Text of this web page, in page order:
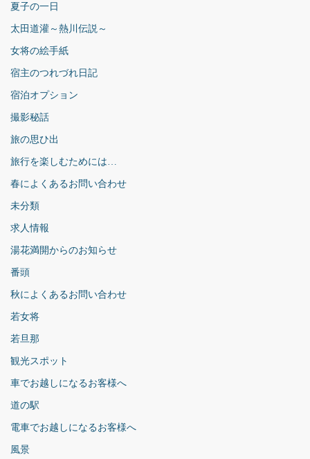
夏子の一日
太田道灌～熱川伝説～
女将の絵手紙
宿主のつれづれ日記
宿泊オプション
撮影秘話
旅の思ひ出
旅行を楽しむためには…
春によくあるお問い合わせ
未分類
求人情報
湯花満開からのお知らせ
番頭
秋によくあるお問い合わせ
若女将
若旦那
観光スポット
車でお越しになるお客様へ
道の駅
電車でお越しになるお客様へ
風景